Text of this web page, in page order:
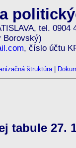
tel. 0904
Borovský)
, číslo účtu
štruktúra|
tabule 27.